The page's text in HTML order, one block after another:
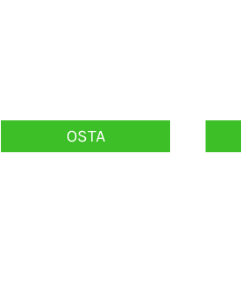
OSTA